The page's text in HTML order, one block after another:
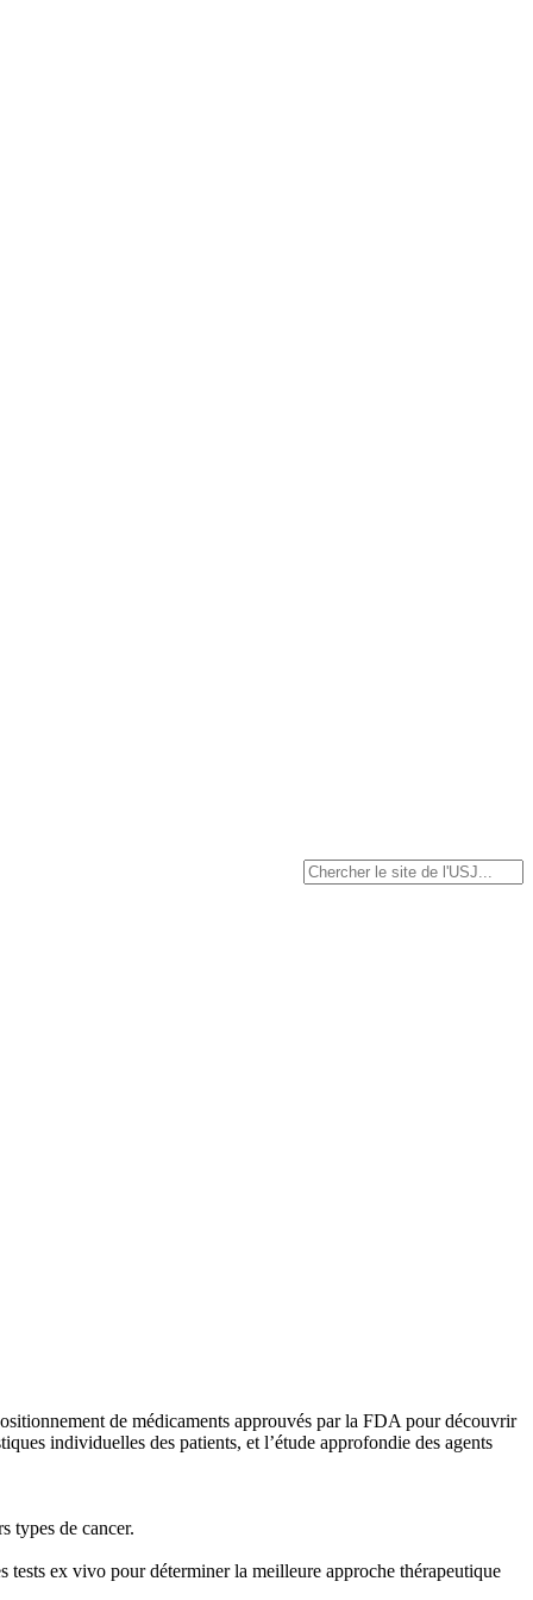
de médicaments approuvés par la FDA pour découvrir
individuelles des patients, et l’étude approfondie des agents
types de cancer.
ex vivo pour déterminer la meilleure approche thérapeutique